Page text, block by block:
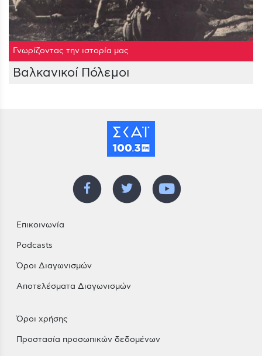
Γνωρίζοντας την ιστορία μας
Βαλκανικοί Πόλεμοι
Επικοινωνία
Podcasts
Όροι Διαγωνισμών
Αποτελέσματα Διαγωνισμών
Όροι χρήσης
Προστασία προσωπικών δεδομένων